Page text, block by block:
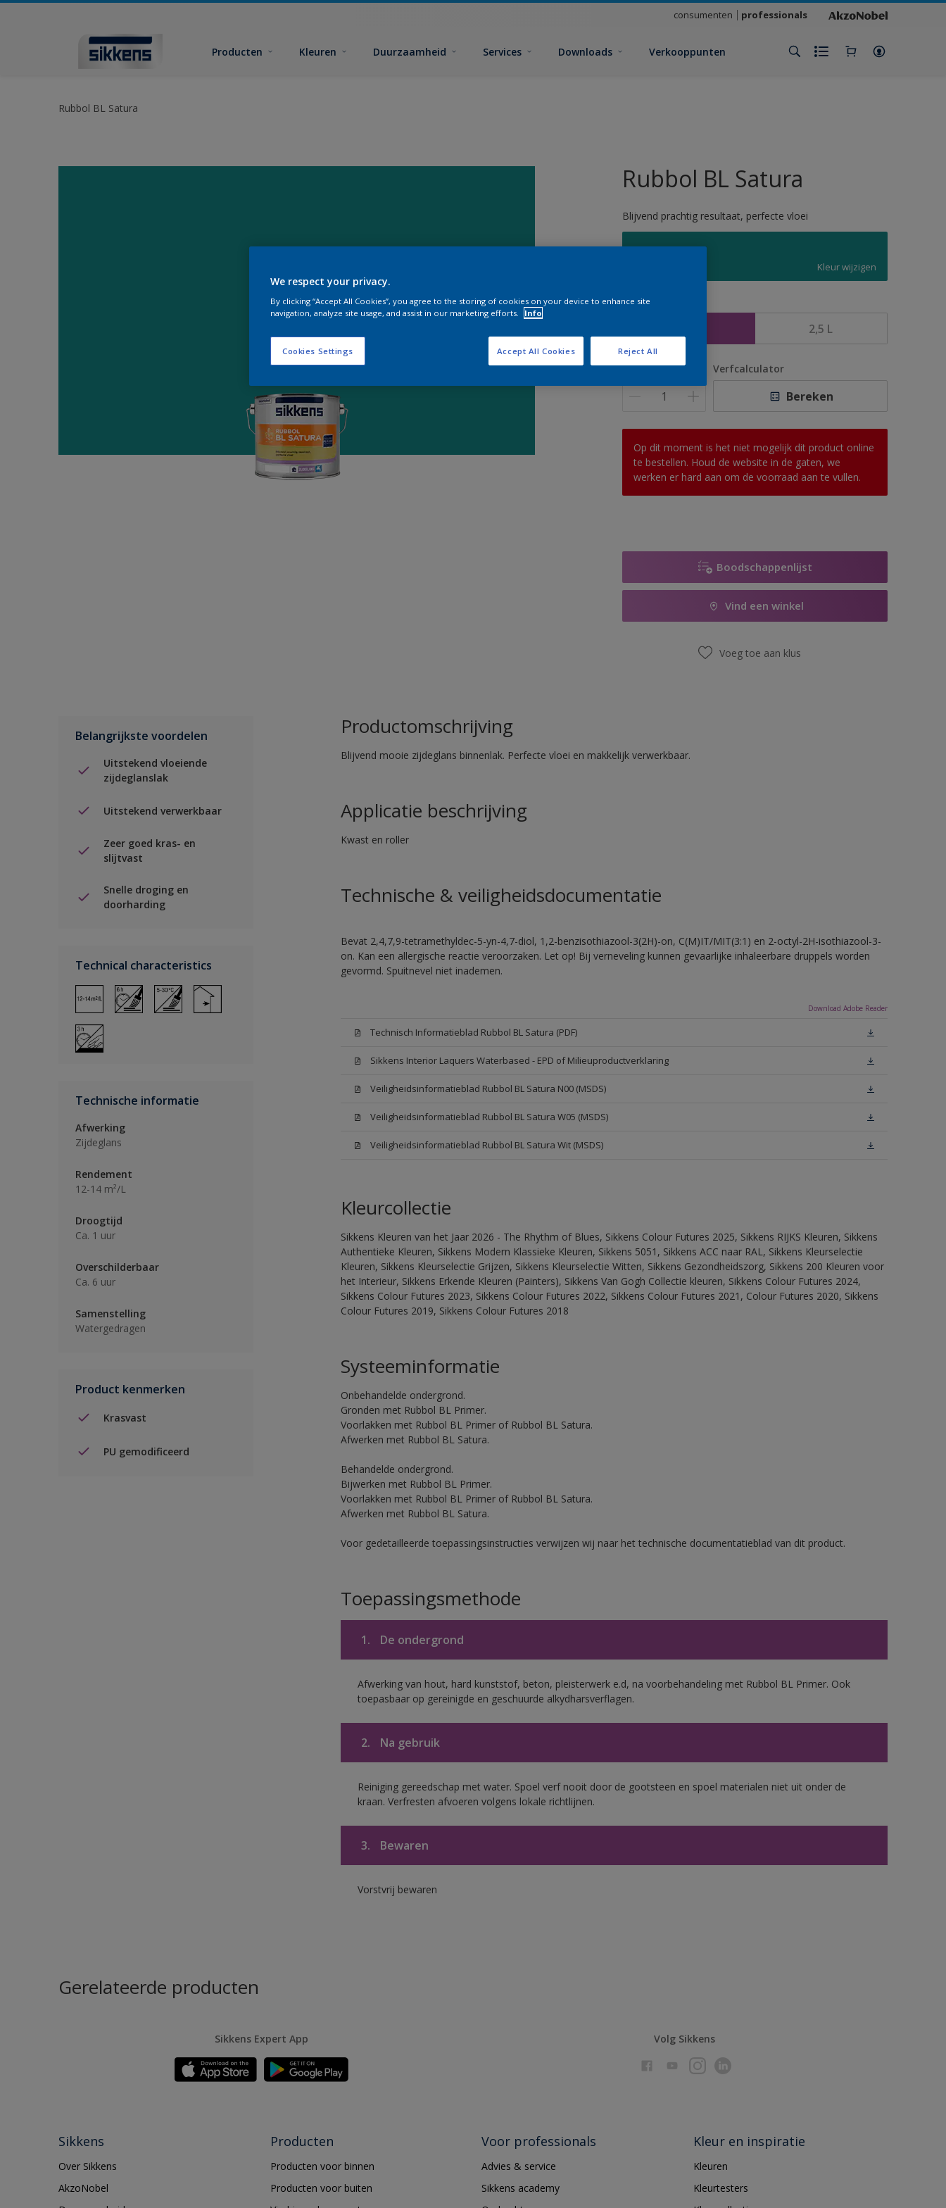
consumenten professionals
Producten Kleuren Duurzaamheid Services Downloads Verkooppunten
Rubbol BL Satura
Rubbol BL Satura
Blijvend prachtig resultaat, perfecte vloei
5018
Kleur wijzigen
Grootte
2,5 L
Aantal Verfcalculator
Bereken
Op dit moment is het niet mogelijk dit product online
te bestellen. Houd de website in de gaten, we
werken er hard aan om de voorraad aan te vullen.
Boodschappenlijst
Vind een winkel
Voeg toe aan klus
Belangrijkste voordelen
Uitstekend vloeiende
zijdeglanslak
Uitstekend verwerkbaar
Zeer goed kras- en
slijtvast
Snelle droging en
doorharding
Technical characteristics
Technische informatie
Afwerking
Zijdeglans
Rendement
12-14 m²/L
Droogtijd
Ca. 1 uur
Overschilderbaar
Ca. 6 uur
Samenstelling
Watergedragen
Product kenmerken
Krasvast
PU gemodificeerd
Productomschrijving
Blijvend mooie zijdeglans binnenlak. Perfecte vloei en makkelijk verwerkbaar.
Applicatie beschrijving
Kwast en roller
Technische & veiligheidsdocumentatie
Bevat 2,4,7,9-tetramethyldec-5-yn-4,7-diol, 1,2-benzisothiazool-3(2H)-on, C(M)IT/MIT(3:1) en 2-octyl-2H-isothiazool-3-
on. Kan een allergische reactie veroorzaken. Let op! Bij verneveling kunnen gevaarlijke inhaleerbare druppels worden
gevormd. Spuitnevel niet inademen.
Download Adobe Reader
Technisch Informatieblad Rubbol BL Satura (PDF)
Sikkens Interior Laquers Waterbased - EPD of Milieuproductverklaring
Veiligheidsinformatieblad Rubbol BL Satura N00 (MSDS)
Veiligheidsinformatieblad Rubbol BL Satura W05 (MSDS)
Veiligheidsinformatieblad Rubbol BL Satura Wit (MSDS)
Kleurcollectie
Sikkens Kleuren van het Jaar 2026 - The Rhythm of Blues, Sikkens Colour Futures 2025, Sikkens RIJKS Kleuren, Sikkens
Authentieke Kleuren, Sikkens Modern Klassieke Kleuren, Sikkens 5051, Sikkens ACC naar RAL, Sikkens Kleurselectie
Kleuren, Sikkens Kleurselectie Grijzen, Sikkens Kleurselectie Witten, Sikkens Gezondheidszorg, Sikkens 200 Kleuren voor
het Interieur, Sikkens Erkende Kleuren (Painters), Sikkens Van Gogh Collectie kleuren, Sikkens Colour Futures 2024,
Sikkens Colour Futures 2023, Sikkens Colour Futures 2022, Sikkens Colour Futures 2021, Colour Futures 2020, Sikkens
Colour Futures 2019, Sikkens Colour Futures 2018
Systeeminformatie
Onbehandelde ondergrond.
Gronden met Rubbol BL Primer.
Voorlakken met Rubbol BL Primer of Rubbol BL Satura.
Afwerken met Rubbol BL Satura.
Behandelde ondergrond.
Bijwerken met Rubbol BL Primer.
Voorlakken met Rubbol BL Primer of Rubbol BL Satura.
Afwerken met Rubbol BL Satura.
Voor gedetailleerde toepassingsinstructies verwijzen wij naar het technische documentatieblad van dit product.
Toepassingsmethode
1. De ondergrond
Afwerking van hout, hard kunststof, beton, pleisterwerk e.d, na voorbehandeling met Rubbol BL Primer. Ook
toepasbaar op gereinigde en geschuurde alkydharsverflagen.
2. Na gebruik
Reiniging gereedschap met water. Spoel verf nooit door de gootsteen en spoel materialen niet uit onder de
kraan. Verfresten afvoeren volgens lokale richtlijnen.
3. Bewaren
Vorstvrij bewaren
Gerelateerde producten
Sikkens Expert App Volg Sikkens
Sikkens
Over Sikkens
AkzoNobel
Producten
Producten voor binnen
Producten voor buiten
Voor professionals
Advies & service
Sikkens academy
Kleur en inspiratie
Kleuren
Kleurtesters
We respect your privacy.
By clicking “Accept All Cookies”, you agree to the storing of cookies on your device to enhance site
navigation, analyze site usage, and assist in our marketing efforts.
Info
Cookies Settings Reject All
Accept All Cookies